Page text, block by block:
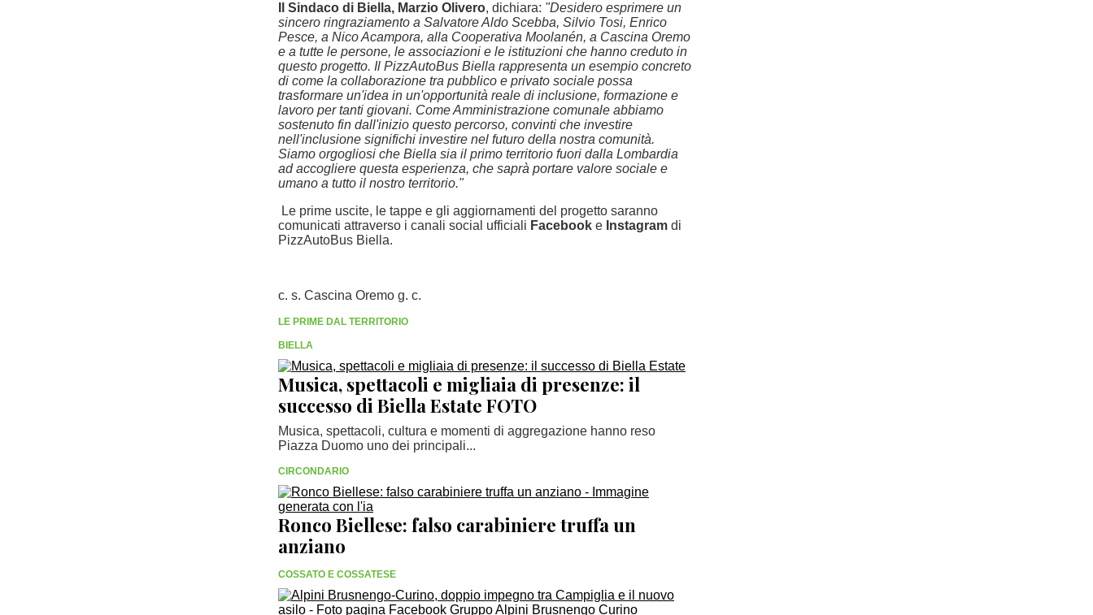
Il Sindaco di Biella, Marzio Olivero, dichiara: "Desidero esprimere un
sincero ringraziamento a Salvatore Aldo Scebba, Silvio Tosi, Enrico
Pesce, a Nico Acampora, alla Cooperativa Moolanén, a Cascina Oremo
e a tutte le persone, le associazioni e le istituzioni che hanno creduto in
questo progetto. Il PizzAutoBus Biella rappresenta un esempio concreto
di come la collaborazione tra pubblico e privato sociale possa
trasformare un'idea in un'opportunità reale di inclusione, formazione e
lavoro per tanti giovani. Come Amministrazione comunale abbiamo
sostenuto fin dall'inizio questo percorso, convinti che investire
nell'inclusione significhi investire nel futuro della nostra comunità.
Siamo orgogliosi che Biella sia il primo territorio fuori dalla Lombardia
ad accogliere questa esperienza, che saprà portare valore sociale e
umano a tutto il nostro territorio."
Le prime uscite, le tappe e gli aggiornamenti del progetto saranno
comunicati attraverso i canali social ufficiali Facebook e Instagram di
PizzAutoBus Biella.
c. s. Cascina Oremo g. c.
LE PRIME DAL TERRITORIO
BIELLA
Musica, spettacoli e migliaia di presenze: il
successo di Biella Estate FOTO
Musica, spettacoli, cultura e momenti di aggregazione hanno reso
Piazza Duomo uno dei principali...
CIRCONDARIO
Ronco Biellese: falso carabiniere truffa un
anziano
COSSATO E COSSATESE